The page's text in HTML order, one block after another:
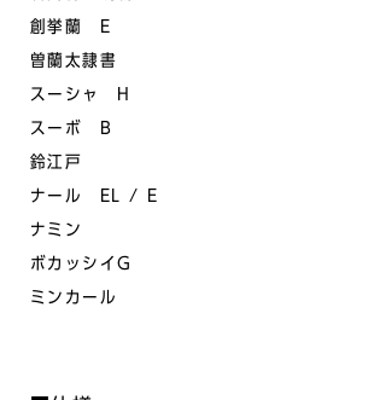
創挙蘭 E
曽蘭太隷書
スーシャ H
スーボ B
鈴江戸
ナール EL / E
ナミン
ボカッシイG
ミンカール